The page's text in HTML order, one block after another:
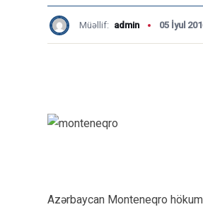
Müəllif: admin 05 İyul
Azərbaycan Monteneqro